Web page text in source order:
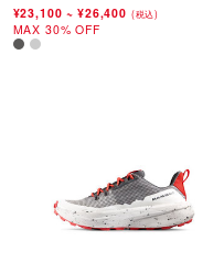
¥23,100~ ¥26,400 (税込)
MAX 30% OFF